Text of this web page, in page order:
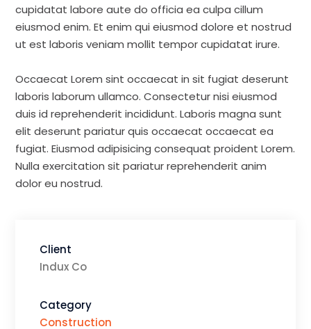
cupidatat labore aute do officia ea culpa cillum
eiusmod enim. Et enim qui eiusmod dolore et nostrud
ut est laboris veniam mollit tempor cupidatat irure.
Occaecat Lorem sint occaecat in sit fugiat deserunt
laboris laborum ullamco. Consectetur nisi eiusmod
duis id reprehenderit incididunt. Laboris magna sunt
elit deserunt pariatur quis occaecat occaecat ea
fugiat. Eiusmod adipisicing consequat proident Lorem.
Nulla exercitation sit pariatur reprehenderit anim
dolor eu nostrud.
Client
Indux Co
Category
Construction